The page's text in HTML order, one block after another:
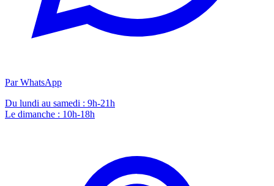
Par WhatsApp
Du lundi au samedi : 9h-21h
Le dimanche : 10h-18h